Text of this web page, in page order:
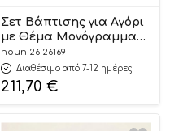
Σετ Βάπτισης για Αγόρι
με Θέμα Μονόγραμμα
Μπλε-Άμμου 26169
noun-26-26169
Διαθέσιμο από 7-12 ημέρες
211,70 €